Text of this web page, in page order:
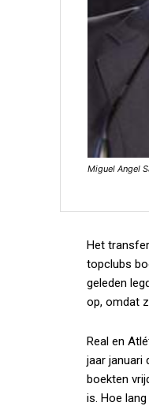
Miguel Angel
Het
topclubs
geleden
op, omdat
Real en
jaar januari
boekten
is. Hoe